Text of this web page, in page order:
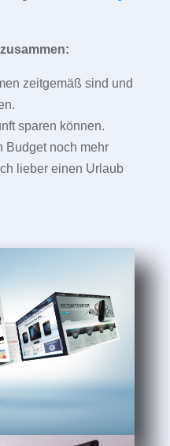
zeitgemäß sind und
sparen können.
Budget noch mehr
lieber einen Urlaub